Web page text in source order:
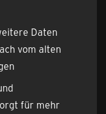
Daten
vom alten
für mehr